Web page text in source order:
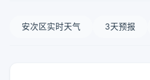
安次区实时天气 3天预报